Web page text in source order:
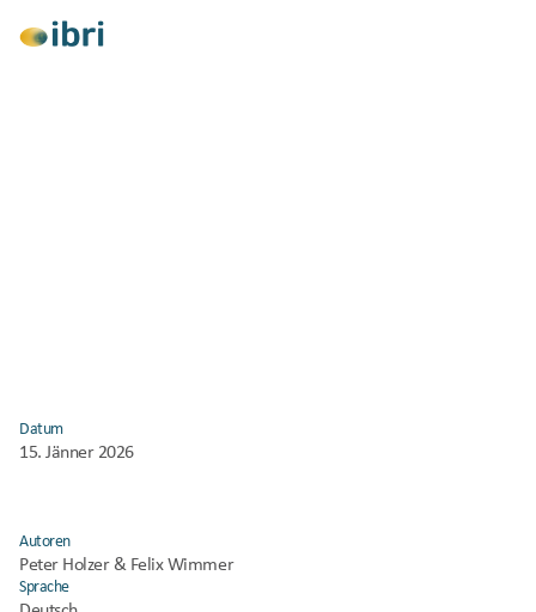
Datum
15. Jänner 2026
Autoren
Peter Holzer & Felix Wimmer
Sprache